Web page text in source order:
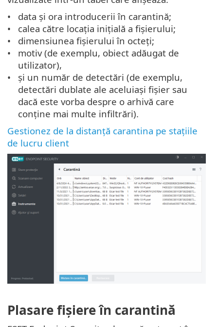
data și ora introducerii în carantină;
calea către locația inițială a fișierului;
dimensiunea fișierului în octeți;
motiv (de exemplu, obiect adăugat de
utilizator),
și un număr de detectări (de exemplu,
detectări dublate ale aceluiași fișier sau
dacă este vorba despre o arhivă care
conține mai multe infiltrări).
Gestionez de la distanță carantina pe stațiile
de lucru client
Plasare fișiere în carantină